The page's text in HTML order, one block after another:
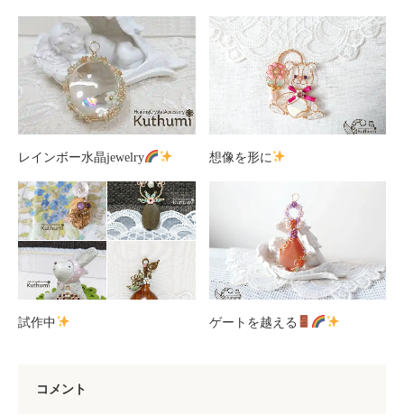
レインボー水晶jewelry 想像を形に
試作中 ゲートを越える
コメント